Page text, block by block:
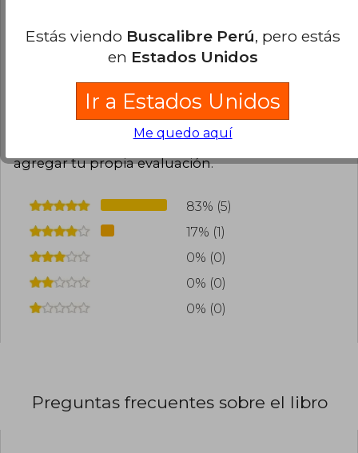
Interesante!!
Esta opinión es útil 0 No es útil
Cargar más opiniones del libro
agregar tu propia evaluación.
83% (5)
17% (1)
0% (0)
0% (0)
0% (0)
Preguntas frecuentes sobre el libro
Estás viendo Buscalibre Perú, pero estás
en Estados Unidos
Ir a Estados Unidos
Me quedo aquí